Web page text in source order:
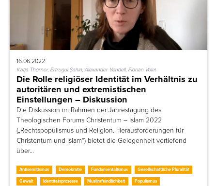
16.06.2022
Katja Thörner, Ertrugul Şahin, Alexander Yendell, Florian Volm
Die Rolle religiöser Identität im Verhältnis zu
autoritären und extremistischen
Einstellungen – Diskussion
Die Diskussion im Rahmen der Jahrestagung des
Theologischen Forums Christentum – Islam 2022
(„Rechtspopulismus und Religion. Herausforderungen für
Christentum und Islam“) bietet die Gelegenheit vertiefend
über…
Antisemitismus Demokratie Fundamentalismus
Gesellschaftliche Pluralität
Gewalt
Identitätsprozesse Muslimfeindlichkeit
Populismus